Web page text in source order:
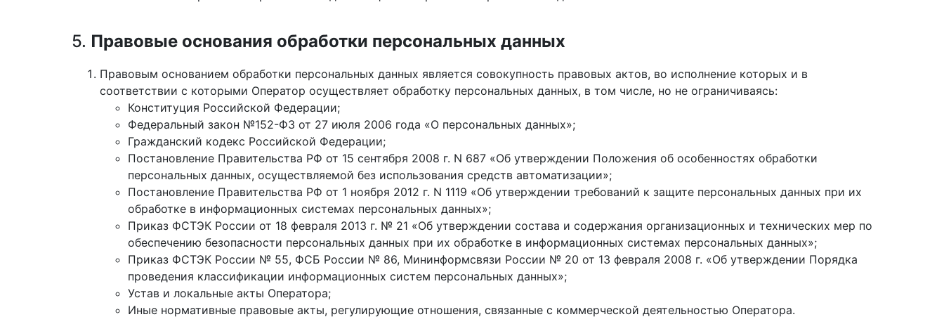
5. Правовые основания обработки персональных данных
Правовым основанием обработки персональных данных является совокупность правовых актов, во исполнение которых и в
соответствии с которыми Оператор осуществляет обработку персональных данных, в том числе, но не ограничиваясь:
Конституция Российской Федерации;
Федеральный закон №152-ФЗ от 27 июля 2006 года «О персональных данных»;
Гражданский кодекс Российской Федерации;
Постановление Правительства РФ от 15 сентября 2008 г. N 687 «Об утверждении Положения об особенностях обработки
персональных данных, осуществляемой без использования средств автоматизации»;
Постановление Правительства РФ от 1 ноября 2012 г. N 1119 «Об утверждении требований к защите персональных данных при их
обработке в информационных системах персональных данных»;
Приказ ФСТЭК России от 18 февраля 2013 г. № 21 «Об утверждении состава и содержания организационных и технических мер по
обеспечению безопасности персональных данных при их обработке в информационных системах персональных данных»;
Приказ ФСТЭК России № 55, ФСБ России № 86, Мининформсвязи России № 20 от 13 февраля 2008 г. «Об утверждении Порядка
проведения классификации информационных систем персональных данных»;
Устав и локальные акты Оператора;
Иные нормативные правовые акты, регулирующие отношения, связанные с коммерческой деятельностью Оператора.